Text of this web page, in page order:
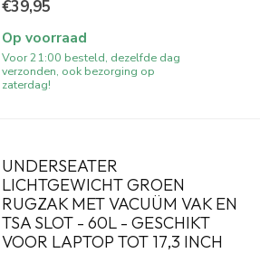
€39,95
Op voorraad
Voor 21:00 besteld, dezelfde dag
verzonden, ook bezorging op
zaterdag!
UNDERSEATER
LICHTGEWICHT GROEN
RUGZAK MET VACUÜM VAK EN
TSA SLOT - 60L - GESCHIKT
VOOR LAPTOP TOT 17,3 INCH